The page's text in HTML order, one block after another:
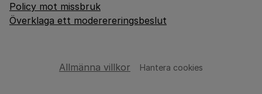
Policy mot missbruk
Överklaga ett moderereringsbeslut
Allmänna villkor Hantera cookies